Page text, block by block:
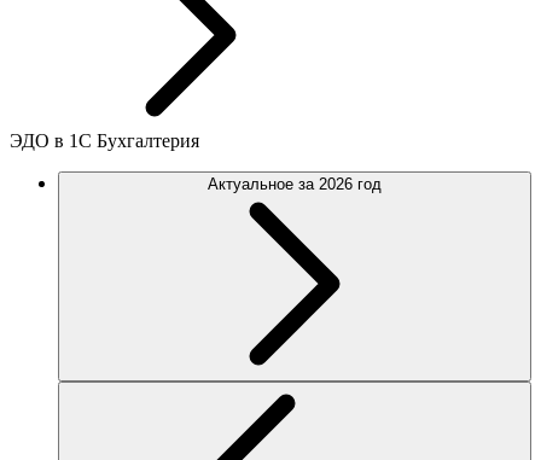
ЭДО в 1С Бухгалтерия
Актуальное за 2026 год